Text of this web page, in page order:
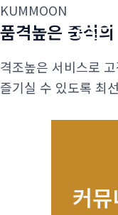
콘
텐
로
건
금문
KUMMOON
품격높은 중식
격조높은 서비스로
즐기실 수 있도록 최
커